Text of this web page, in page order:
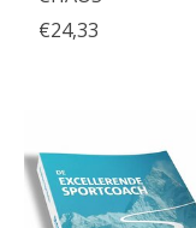
€24,33